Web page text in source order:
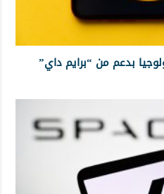
بدعم من “برايم داي”